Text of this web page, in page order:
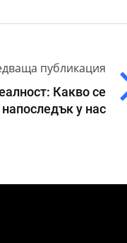
публикация
Какво се
у нас